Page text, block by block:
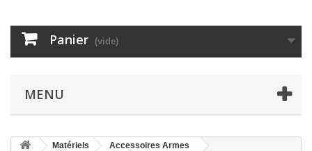
Panier (vide)
MENU
Matériels
Accessoires Armes